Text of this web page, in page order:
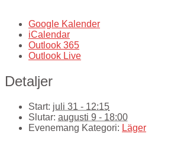
Google Kalender
iCalendar
Outlook 365
Outlook Live
Detaljer
Start: juli 31 - 12:15
Slutar: augusti 9 - 18:00
Evenemang Kategori: Läger